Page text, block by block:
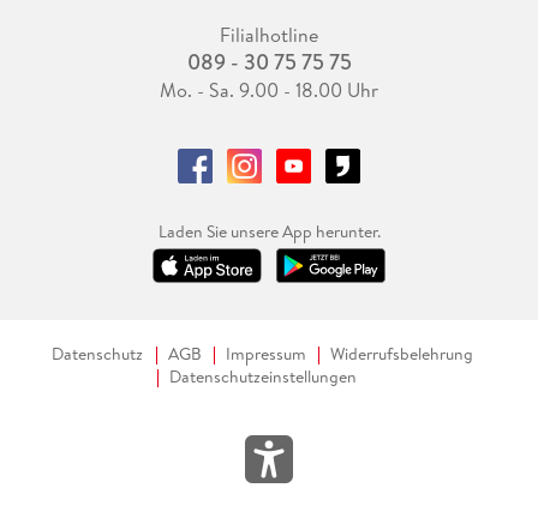
Filialhotline
089 - 30 75 75 75
Mo. - Sa. 9.00 - 18.00 Uhr
Laden Sie unsere App herunter.
Datenschutz AGB Impressum
Widerrufsbelehrung
Datenschutzeinstellungen